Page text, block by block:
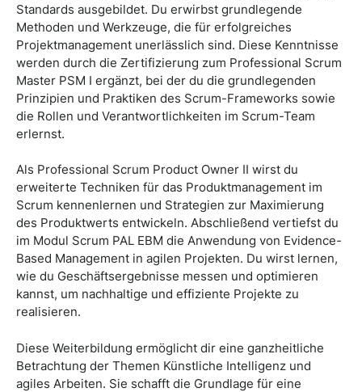
Standards ausgebildet. Du erwirbst grundlegende
Methoden und Werkzeuge, die für erfolgreiches
Projektmanagement unerlässlich sind. Diese Kenntnisse
werden durch die Zertifizierung zum Professional Scrum
Master PSM I ergänzt, bei der du die grundlegenden
Prinzipien und Praktiken des Scrum-Frameworks sowie
die Rollen und Verantwortlichkeiten im Scrum-Team
erlernst.
Als Professional Scrum Product Owner II wirst du
erweiterte Techniken für das Produktmanagement im
Scrum kennenlernen und Strategien zur Maximierung
des Produktwerts entwickeln. Abschließend vertiefst du
im Modul Scrum PAL EBM die Anwendung von Evidence-
Based Management in agilen Projekten. Du wirst lernen,
wie du Geschäftsergebnisse messen und optimieren
kannst, um nachhaltige und effiziente Projekte zu
realisieren.
Diese Weiterbildung ermöglicht dir eine ganzheitliche
Betrachtung der Themen Künstliche Intelligenz und
agiles Arbeiten. Sie schafft die Grundlage für eine